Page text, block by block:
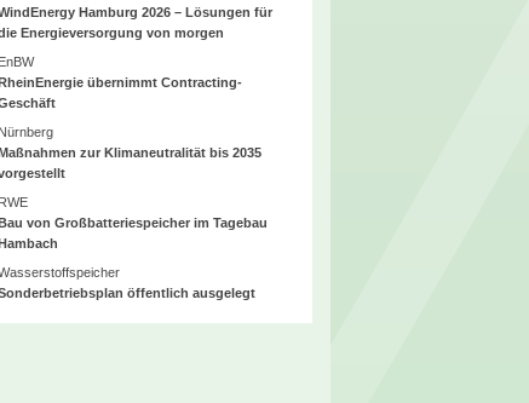
Hamburg 2026 – Lösungen für
Energieversorgung von morgen
EnBW
übernimmt Contracting-
Nürnberg
zur Klimaneutralität bis 2035
RWE
von Großbatteriespeicher im Tagebau
öffentlich ausgelegt